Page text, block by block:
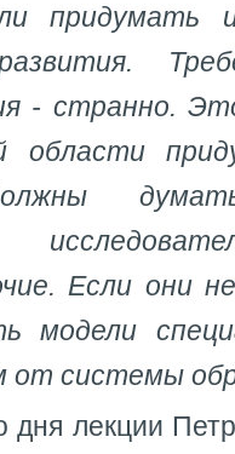
придумать
развития.
- странно.
области
думать
Если они
модели
системы
дня лекции